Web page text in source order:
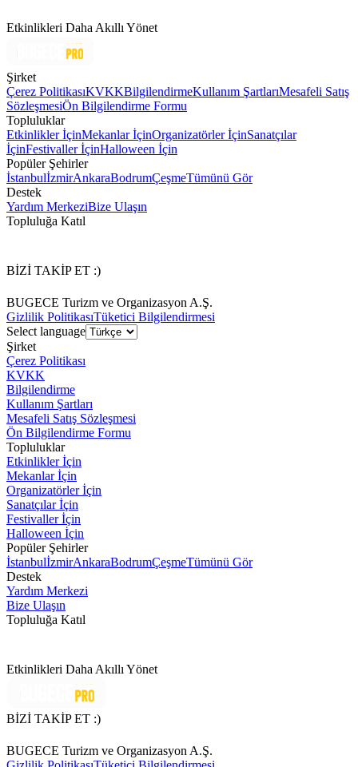
Etkinlikleri Daha Akıllı Yönet
Şirket
Çerez PolitikasıKVKKBilgilendirmeKullanım ŞartlarıMesafeli Satış
SözleşmesiÖn Bilgilendirme Formu
Topluluklar
Etkinlikler İçinMekanlar İçinOrganizatörler İçinSanatçılar
İçinFestivaller İçinHalloween İçin
Popüler Şehirler
İstanbulİzmirAnkaraBodrumÇeşmeTümünü Gör
Destek
Yardım MerkeziBize Ulaşın
Topluluğa Katıl
BİZİ TAKİP ET :)
BUGECE Turizm ve Organizasyon A.Ş.
Gizlilik PolitikasıTüketici Bilgilendirmesi
Select language
Şirket
Çerez Politikası
KVKK
Bilgilendirme
Kullanım Şartları
Mesafeli Satış Sözleşmesi
Ön Bilgilendirme Formu
Topluluklar
Etkinlikler İçin
Mekanlar İçin
Organizatörler İçin
Sanatçılar İçin
Festivaller İçin
Halloween İçin
Popüler Şehirler
İstanbulİzmirAnkaraBodrumÇeşmeTümünü Gör
Destek
Yardım Merkezi
Bize Ulaşın
Topluluğa Katıl
Etkinlikleri Daha Akıllı Yönet
BİZİ TAKİP ET :)
BUGECE Turizm ve Organizasyon A.Ş.